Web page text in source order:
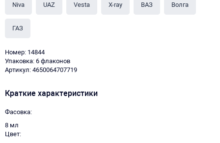
Niva UAZ Vesta X-ray ВАЗ Волга
ГАЗ
Номер: 14844
Упаковка: 6 флаконов
Артикул: 4650064707719
Краткие характеристики
Фасовка
8 мл
Цвет